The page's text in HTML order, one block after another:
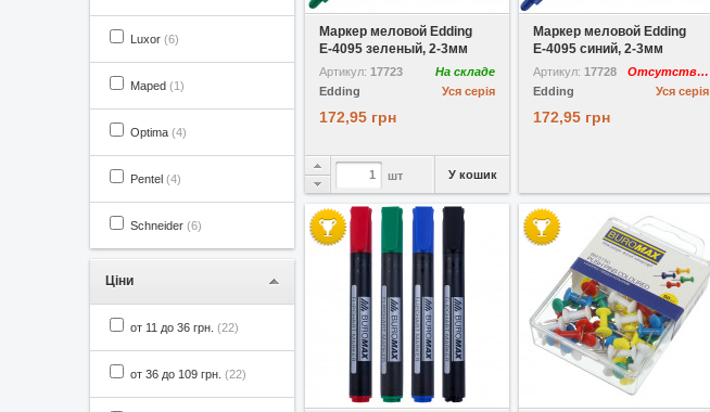
Luxor (6)
Maped (1)
Optima (4)
Pentel (4)
Schneider (6)
Ціни
от 11 до 36 грн. (22)
от 36 до 109 грн. (22)
Маркер меловой Edding
Е-4095 зеленый, 2-3мм
Артикул: 17723
На складе
Уся серія
Edding
172,95 грн
шт У кошик
Маркер меловой Edding
Е-4095 синий, 2-3мм
Артикул: 17728
Отсутствует
Уся серія
Edding
172,95 грн
У вибране У вибране